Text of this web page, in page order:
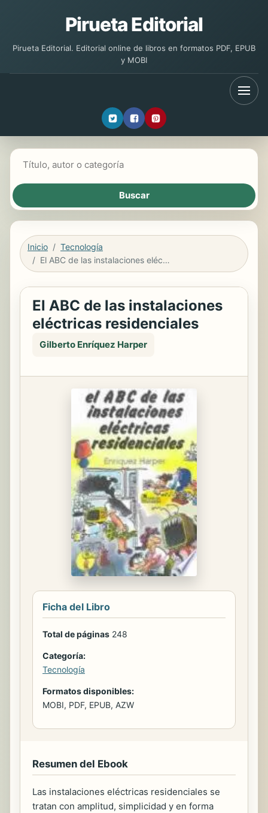
Pirueta Editorial
Pirueta Editorial. Editorial online de libros en formatos PDF, EPUB
y MOBI
Inicio
Tecnología
El ABC de las instalaciones eléctricas residenciales
El ABC de las instalaciones
eléctricas residenciales
Gilberto Enríquez Harper
Ficha del Libro
Total de páginas 248
Categoría:
Tecnología
Formatos disponibles:
MOBI, PDF, EPUB, AZW
Resumen del Ebook
Las instalaciones eléctricas residenciales se
tratan con amplitud, simplicidad y en forma